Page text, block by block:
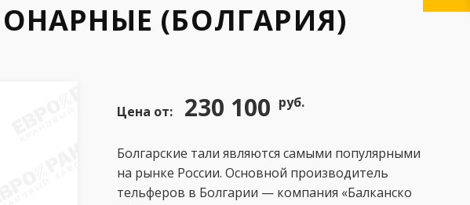
(БОЛГАРИЯ)
Цена от: 230 100 руб.
Болгарские тали являются самыми популярными
на рынке России. Основной производитель
тельферов в Болгарии — компания «Балканско